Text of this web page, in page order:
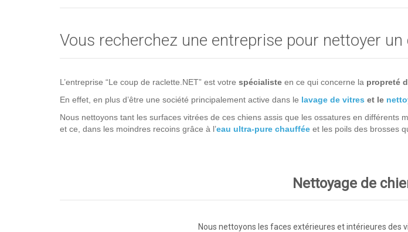
Vous recherchez une entreprise pour nettoyer
L’entreprise “Le coup de raclette.NET” est votre spécialiste en ce qui concerne la propreté
En effet, en plus d’être une société principalement active dans le lavage de vitres et le
Nous nettoyons tant les surfaces vitrées de ces chiens assis que les ossatures en différents
et ce, dans les moindres recoins grâce à l’eau ultra-pure chauffée et les poils des brosses
Nettoyage de
Nous nettoyons les faces extérieures et intérieures des